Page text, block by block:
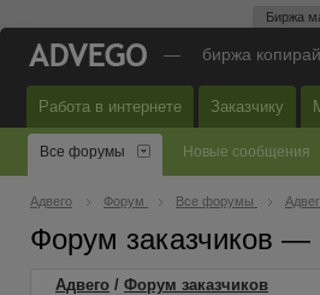
Биржа
— биржа
Работа в интернете Заказчику
Все форумы Новые сообщения
Адвего Форум Все форумы
Форум заказчиков
Адвего / Форум заказчиков